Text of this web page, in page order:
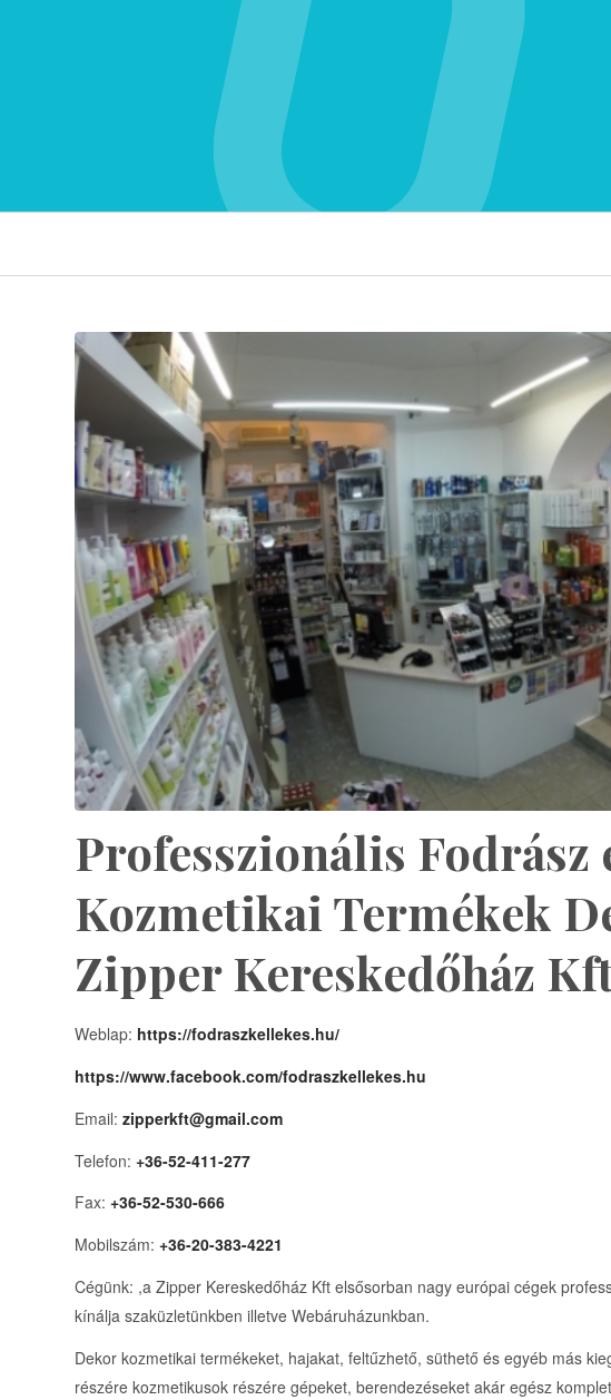
Professzionális Fodrász
Kozmetikai Termékek
Zipper Kereskedőház
Weblap: https://fodraszkellekes.hu/
https://www.facebook.com/fodraszkellekes.hu
Email: zipperkft@gmail.com
Telefon: +36-52-411-277
Fax: +36-52-530-666
Mobilszám: +36-20-383-4221
Cégünk: ,a Zipper Kereskedőház Kft elsősorban nagy európai cégek
kínálja szaküzletünkben illetve Webáruházunkban.
Dekor kozmetikai termékeket, hajakat, feltűzhető, süthető és egyéb más
részére kozmetikusok részére gépeket, berendezéseket akár egész